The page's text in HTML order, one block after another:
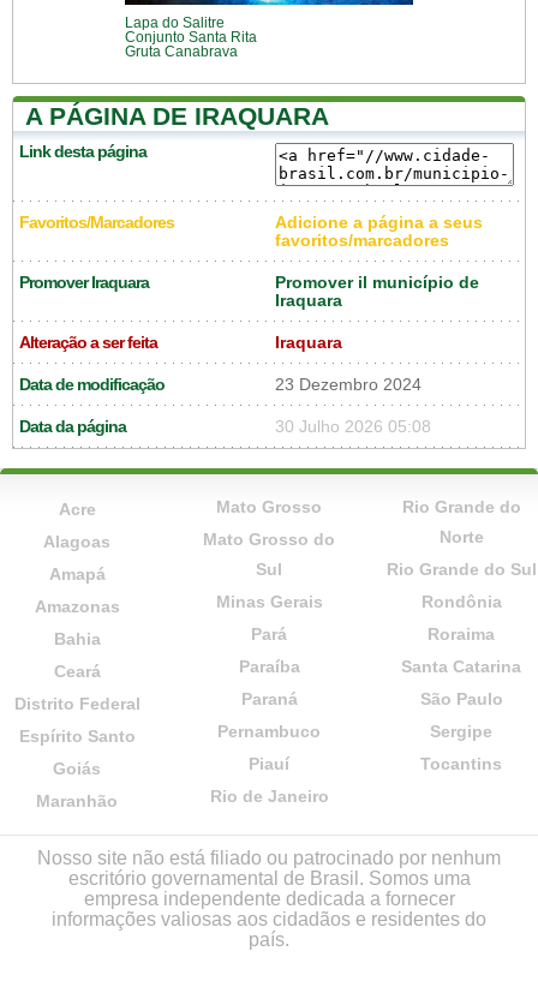
Lapa do Salitre
Conjunto Santa Rita
Gruta Canabrava
A PÁGINA DE IRAQUARA
Link desta página
Favoritos/Marcadores
Adicione a página a seus
favoritos/marcadores
Promover Iraquara
Promover il município de
Iraquara
Alteração a ser feita Iraquara
Data de modificação 23 Dezembro 2024
Data da página 30 Julho 2026 05:08
Acre
Alagoas
Amapá
Amazonas
Bahia
Ceará
Distrito Federal
Espírito Santo
Goiás
Maranhão
Mato Grosso
Mato Grosso do
Sul
Minas Gerais
Pará
Paraíba
Paraná
Pernambuco
Piauí
Rio de Janeiro
Rio Grande do
Norte
Rio Grande do Sul
Rondônia
Roraima
Santa Catarina
São Paulo
Sergipe
Tocantins
Nosso site não está filiado ou patrocinado por nenhum
escritório governamental de Brasil. Somos uma
empresa independente dedicada a fornecer
informações valiosas aos cidadãos e residentes do
país.